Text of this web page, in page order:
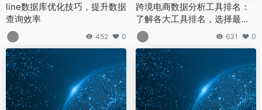
line数据库优化技巧，提升数据
查询效率
452 0
跨境电商数据分析工具排名：
了解各大工具排名，选择最优
解决方案
631 0